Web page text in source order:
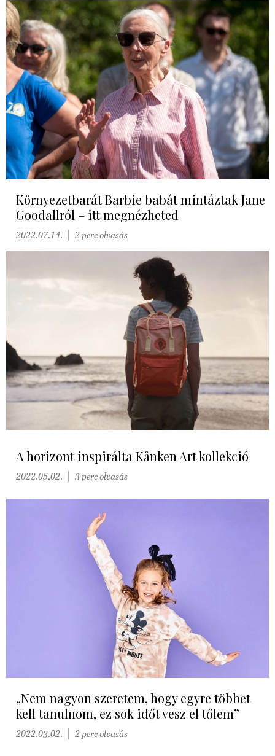
Környezetbarát Barbie babát mintáztak Jane
Goodallról – itt megnézheted
2022.07.14. 2 perc olvasás
A horizont inspirálta Kånken Art kollekció
2022.05.02. 3 perc olvasás
„Nem nagyon szeretem, hogy egyre többet
kell tanulnom, ez sok időt vesz el tőlem”
2022.03.02. 2 perc olvasás